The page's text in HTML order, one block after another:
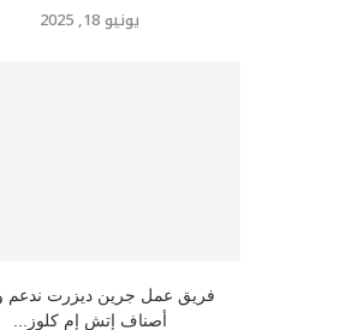
يونيو 18, 2025
فريق عمل جرين ديزرت ندعم
أصناف إتش إم كلوز...